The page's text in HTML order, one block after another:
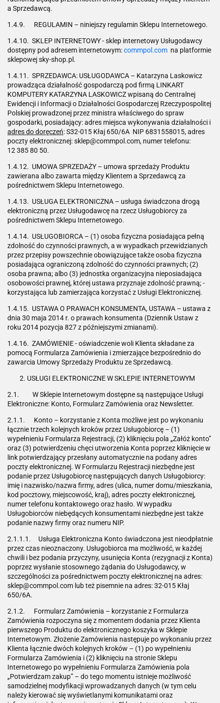
a Sprzedawcą.
1.4.9. REGULAMIN – niniejszy regulamin Sklepu Internetowego.
1.4.10. SKLEP INTERNETOWY - sklep internetowy Usługodawcy
dostępny pod adresem internetowym:commpol.com na platformie
sklepowej sky-shop.pl.
1.4.11. SPRZEDAWCA: USŁUGODAWCA – Katarzyna Laskowicz
prowadząca działalność gospodarczą pod firmą LINKART
KOMPUTERY KATARZYNA LASKOWICZ wpisaną do Centralnej
Ewidencji i Informacji o Działalności Gospodarczej Rzeczypospolitej
Polskiej prowadzonej przez ministra właściwego do spraw
gospodarki, posiadający: adres miejsca wykonywania działalności i
adres do doręczeń: S32-015 Kłaj 650/6A NIP 6831558015, adres
poczty elektronicznej: sklep@commpol.com, numer telefonu:
12 385 80 50.
1.4.12. UMOWA SPRZEDAŻY – umowa sprzedaży Produktu
zawierana albo zawarta między Klientem a Sprzedawcą za
pośrednictwem Sklepu Internetowego.
1.4.13. USŁUGA ELEKTRONICZNA – usługa świadczona drogą
elektroniczną przez Usługodawcę na rzecz Usługobiorcy za
pośrednictwem Sklepu Internetowego.
1.4.14. USŁUGOBIORCA – (1) osoba fizyczna posiadająca pełną
zdolność do czynności prawnych, a w wypadkach przewidzianych
przez przepisy powszechnie obowiązujące także osoba fizyczna
posiadająca ograniczoną zdolność do czynności prawnych; (2)
osoba prawna; albo (3) jednostka organizacyjna nieposiadająca
osobowości prawnej, której ustawa przyznaje zdolność prawną; -
korzystająca lub zamierzająca korzystać z Usługi Elektronicznej.
1.4.15. USTAWA O PRAWACH KONSUMENTA, USTAWA – ustawa z
dnia 30 maja 2014 r. o prawach konsumenta (Dziennik Ustaw z
roku 2014 pozycja 827 z późniejszymi zmianami).
1.4.16. ZAMÓWIENIE - oświadczenie woli Klienta składane za
pomocą Formularza Zamówienia i zmierzające bezpośrednio do
zawarcia Umowy Sprzedaży Produktu ze Sprzedawcą.
USŁUGI ELEKTRONICZNE W SKLEPIE INTERNETOWYM
2.1. W Sklepie Internetowym dostępne są następujące Usługi
Elektroniczne: Konto, Formularz Zamówienia oraz Newsletter.
2.1.1. Konto – korzystanie z Konta możliwe jest po wykonaniu
łącznie trzech kolejnych kroków przez Usługobiorcę – (1)
wypełnieniu Formularza Rejestracji, (2) kliknięciu pola „Załóż konto”
oraz (3) potwierdzeniu chęci utworzenia Konta poprzez kliknięcie w
link potwierdzający przesłany automatycznie na podany adres
poczty elektronicznej. W Formularzu Rejestracji niezbędne jest
podanie przez Usługobiorcę następujących danych Usługobiorcy:
imię i nazwisko/nazwa firmy, adres (ulica, numer domu/mieszkania,
kod pocztowy, miejscowość, kraj), adres poczty elektronicznej,
numer telefonu kontaktowego oraz hasło. W wypadku
Usługobiorców niebędących konsumentami niezbędne jest także
podanie nazwy firmy oraz numeru NIP.
2.1.1.1. Usługa Elektroniczna Konto świadczona jest nieodpłatnie
przez czas nieoznaczony. Usługobiorca ma możliwość, w każdej
chwili i bez podania przyczyny, usunięcia Konta (rezygnacji z Konta)
poprzez wysłanie stosownego żądania do Usługodawcy, w
szczególności za pośrednictwem poczty elektronicznej na adres:
sklep@commpol.com lub też pisemnie na adres: 32-015 Kłaj
650/6A.
2.1.2. Formularz Zamówienia – korzystanie z Formularza
Zamówienia rozpoczyna się z momentem dodania przez Klienta
pierwszego Produktu do elektronicznego koszyka w Sklepie
Internetowym. Złożenie Zamówienia następuje po wykonaniu przez
Klienta łącznie dwóch kolejnych kroków – (1) po wypełnieniu
Formularza Zamówienia i (2) kliknięciu na stronie Sklepu
Internetowego po wypełnieniu Formularza Zamówienia pola
„Potwierdzam zakup” – do tego momentu istnieje możliwość
samodzielnej modyfikacji wprowadzanych danych (w tym celu
należy kierować się wyświetlanymi komunikatami oraz